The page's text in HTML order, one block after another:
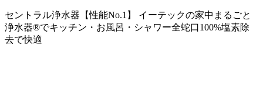
セントラル浄水器【性能No.1】 イーテックの家中まるごと
浄水器®でキッチン・お風呂・シャワー全蛇口100%塩素除
去で快適